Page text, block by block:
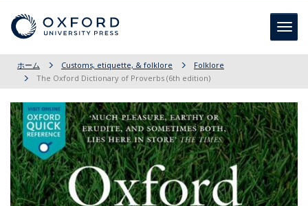
ホーム Customs, etiquette, & folklore
Folklore
The Oxford Dictionary of Proverbs (6th edition)